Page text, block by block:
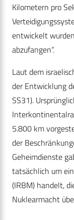
Kilometern pro
entwickelt
abzufangen“.
Laut dem
der Entwicklung
SS31).
5.800 km
der
Geheimdienste
tatsächlich um
(IRBM) handelt,
Nuklearmacht